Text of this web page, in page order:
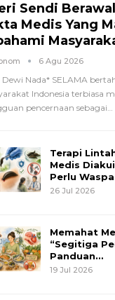
Sendi
Medis Yang
6 Agu 2026
Dewi Nada* SELAMA
Indonesia terbiasa
pencernaan sebagai…
Terapi
Medis
Perlu
26 Jul 2026
Memahat
“Segitiga
Panduan…
19 Jul 2026